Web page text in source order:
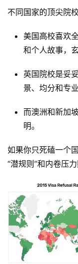
动
态
碎
念
登录
不同国家的顶尖院
美国高校喜欢
和个人故事，
英国院校是妥
景、均分和专
而澳洲和新加
明。
如果你只死磕一个
“潜规则”和内卷压力